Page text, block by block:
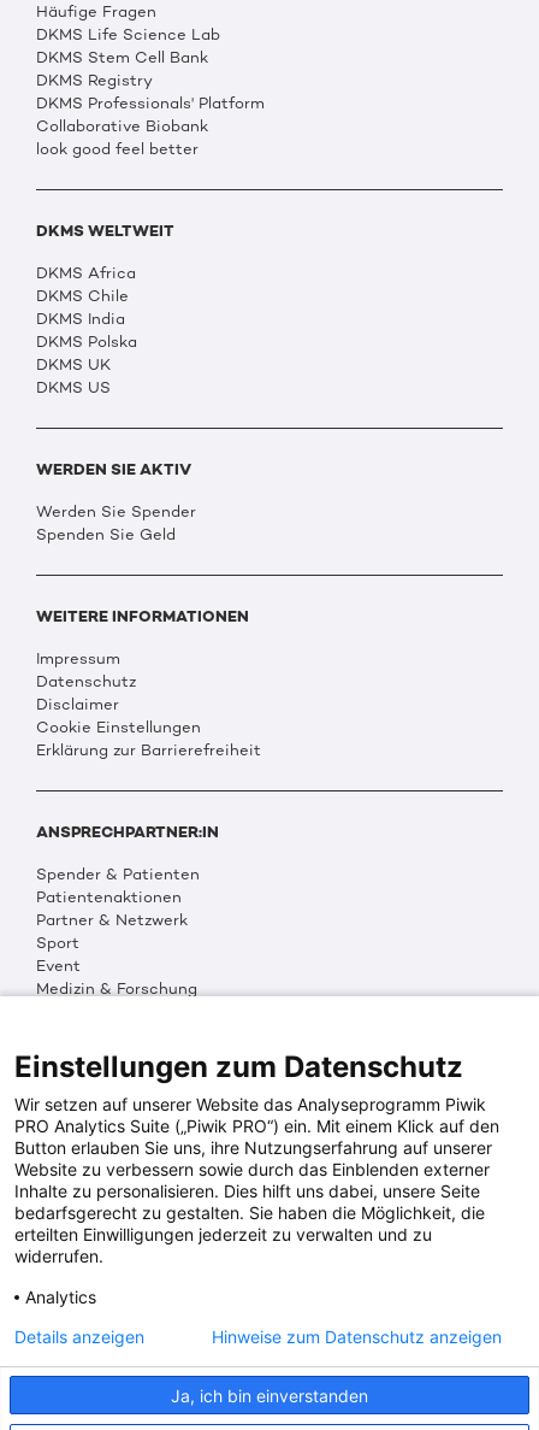
Häufige Fragen
DKMS Life Science Lab
DKMS Stem Cell Bank
DKMS Registry
DKMS Professionals' Platform
Collaborative Biobank
look good feel better
DKMS WELTWEIT
DKMS Africa
DKMS Chile
DKMS India
DKMS Polska
DKMS UK
DKMS US
WERDEN SIE AKTIV
Werden Sie Spender
Spenden Sie Geld
WEITERE INFORMATIONEN
Impressum
Datenschutz
Disclaimer
Cookie Einstellungen
Erklärung zur Barrierefreiheit
ANSPRECHPARTNER:IN
Spender & Patienten
Patientenaktionen
Partner & Netzwerk
Sport
Event
Medizin & Forschung
Multimedia
Social Media
PRESSEINFOS
Fotos & Media
Digitale Pressemappen
Patientenaktionen
DKMS SPENDENKONTO
DKMS Donor Center gGmbH
IBAN: DE64641500200000255556
BIC: SOLADES1TUB
Einstellungen zum Datenschutz
Wir setzen auf unserer Website das Analyseprogramm Piwik
PRO Analytics Suite („Piwik PRO“) ein. Mit einem Klick auf den
Button erlauben Sie uns, ihre Nutzungserfahrung auf unserer
Website zu verbessern sowie durch das Einblenden externer
Inhalte zu personalisieren. Dies hilft uns dabei, unsere Seite
bedarfsgerecht zu gestalten. Sie haben die Möglichkeit, die
erteilten Einwilligungen jederzeit zu verwalten und zu
widerrufen.
Analytics
Ja, ich bin einverstanden
Details anzeigen Hinweise zum Datenschutz anzeigen